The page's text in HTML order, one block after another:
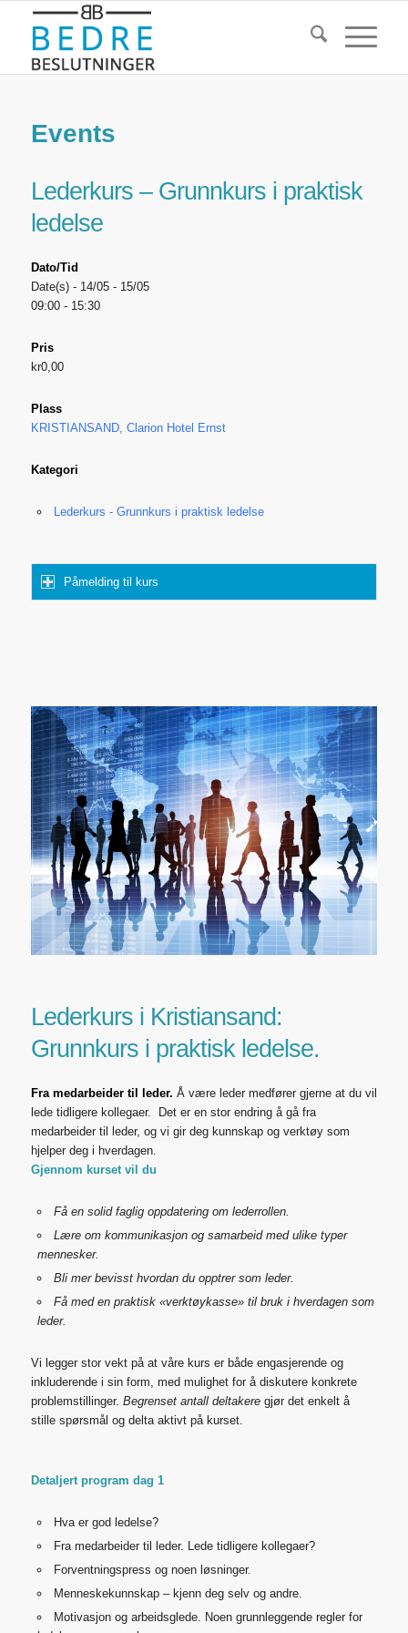
Events
Lederkurs – Grunnkurs i praktisk
ledelse
Dato/Tid
Date(s) - 14/05 - 15/05
09:00 - 15:30
Pris
kr0,00
Plass
KRISTIANSAND, Clarion Hotel Ernst
Kategori
Lederkurs - Grunnkurs i praktisk ledelse
Påmelding til kurs
Lederkurs i Kristiansand:
Grunnkurs i praktisk ledelse.
Fra medarbeider til leder. Å være leder medfører gjerne at du vil
lede tidligere kollegaer. Det er en stor endring å gå fra
medarbeider til leder, og vi gir deg kunnskap og verktøy som
hjelper deg i hverdagen.
Gjennom kurset vil du
Få en solid faglig oppdatering om lederrollen.
Lære om kommunikasjon og samarbeid med ulike typer
mennesker.
Bli mer bevisst hvordan du opptrer som leder.
Få med en praktisk «verktøykasse» til bruk i hverdagen som
leder.
Vi legger stor vekt på at våre kurs er både engasjerende og
inkluderende i sin form, med mulighet for å diskutere konkrete
problemstillinger. Begrenset antall deltakeregjør det enkelt å
stille spørsmål og delta aktivt på kurset.
Detaljert program dag 1
Hva er god ledelse?
Fra medarbeider til leder. Lede tidligere kollegaer?
Forventningspress og noen løsninger.
Menneskekunnskap – kjenn deg selv og andre.
Motivasjon og arbeidsglede. Noen grunnleggende regler for